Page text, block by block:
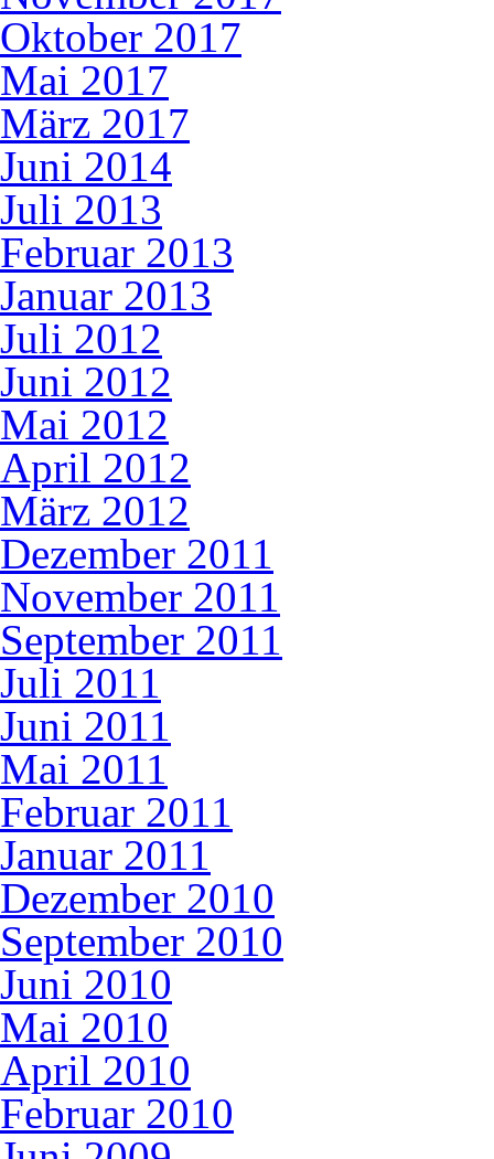
Oktober 2017
Mai 2017
März 2017
Juni 2014
Juli 2013
Februar 2013
Januar 2013
Juli 2012
Juni 2012
Mai 2012
April 2012
März 2012
Dezember 2011
November 2011
September 2011
Juli 2011
Juni 2011
Mai 2011
Februar 2011
Januar 2011
Dezember 2010
September 2010
Juni 2010
Mai 2010
April 2010
Februar 2010